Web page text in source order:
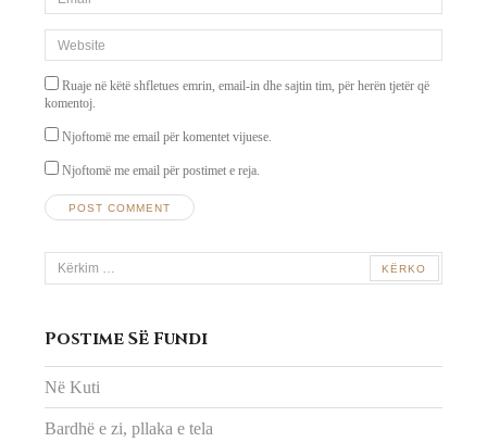
Website
Ruaje në këtë shfletues emrin, email-in dhe sajtin tim, për herën tjetër që
komentoj.
Njoftomë me email për komentet vijuese.
Njoftomë me email për postimet e reja.
Kërko
për:
Postime Së Fundi
Në Kuti
Bardhë e zi, pllaka e tela